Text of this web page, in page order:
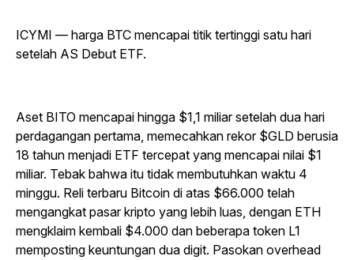
ICYMI — harga BTC mencapai titik tertinggi satu hari
setelah AS Debut ETF.
Aset BITO mencapai hingga $1,1 miliar setelah dua hari
perdagangan pertama, memecahkan rekor $GLD berusia
18 tahun menjadi ETF tercepat yang mencapai nilai $1
miliar. Tebak bahwa itu tidak membutuhkan waktu 4
minggu. Reli terbaru Bitcoin di atas $66.000 telah
mengangkat pasar kripto yang lebih luas, dengan ETH
mengklaim kembali $4.000 dan beberapa token L1
memposting keuntungan dua digit. Pasokan overhead